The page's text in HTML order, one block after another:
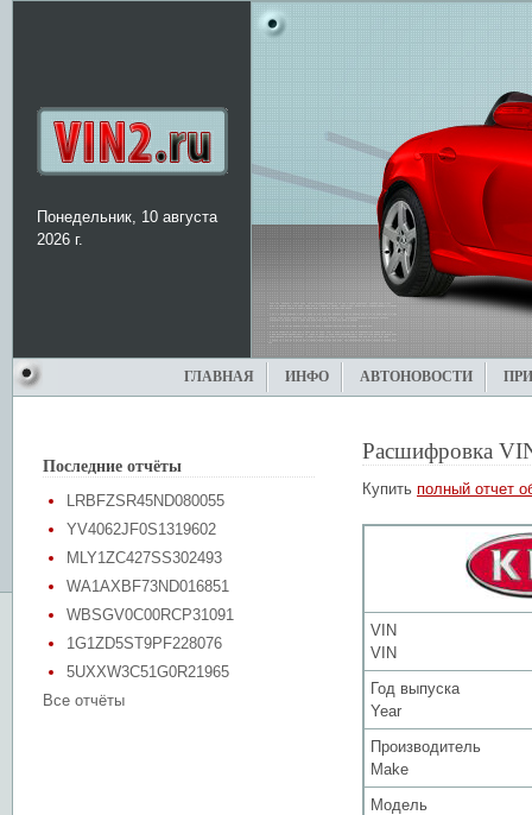
Понедельник, 10 августа
2026 г.
ГЛАВНАЯ ИНФО АВТОНОВОСТИ
Последние отчёты
LRBFZSR45ND080055
YV4062JF0S1319602
MLY1ZC427SS302493
WA1AXBF73ND016851
WBSGV0C00RCP31091
1G1ZD5ST9PF228076
5UXXW3C51G0R21965
Все отчёты
Расшифровка
Купить полный отчет
VIN
VIN
Год выпуска
Year
Производитель
Make
Модель